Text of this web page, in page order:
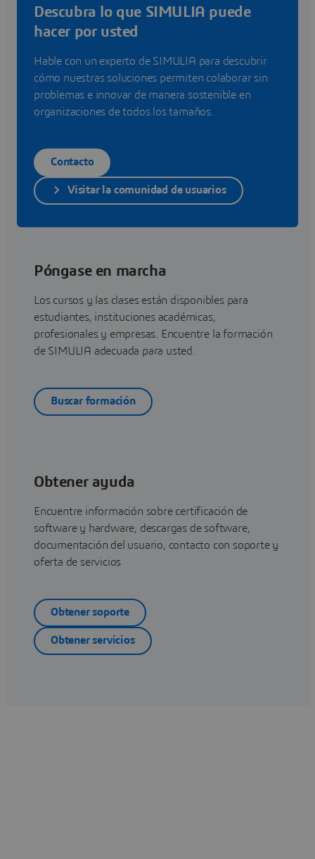
Descubra lo que SIMULIA puede
hacer por usted
Hable con un experto de SIMULIA para descubrir
cómo nuestras soluciones permiten colaborar sin
problemas e innovar de manera sostenible en
organizaciones de todos los tamaños.
Contacto
Visitar la comunidad de usuarios
Póngase en marcha
Los cursos y las clases están disponibles para
estudiantes, instituciones académicas,
profesionales y empresas. Encuentre la formación
de SIMULIA adecuada para usted.
Buscar formación
Obtener ayuda
Encuentre información sobre certificación de
software y hardware, descargas de software,
documentación del usuario, contacto con soporte y
oferta de servicios
Obtener soporte
Obtener servicios